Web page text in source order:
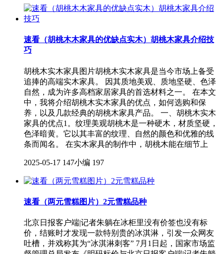
速看（胡桃木木家具的优缺点实木）胡桃木家具介绍技
巧
胡桃木实木家具图片胡桃木实木家具是当今市场上备受
追捧的高端实木家具。 因其质地美观、质地坚硬、色泽
自然，成为许多高档家居家具的首选材料之一。 在本文
中，我将介绍胡桃木实木家具的优点，如何选购和保
养，以及几款经典的胡桃木家具产品。 一、胡桃木实木
家具的优点1。纹理美观胡桃木是一种硬木，材质坚硬，
色泽暗黄。它以其丰富的纹理、自然的颜色和优雅的线
条而闻名。 在实木家具的制作中，胡桃木能在细节上
2025-05-17 147小编 197
速看（两元雪糕图片）2元雪糕品种
北京日报客户端|记者朱躺在冰柜里没有价签也没有标
价，结账时才发现一款特别贵的冰淇淋，引发一众网友
吐槽，并戏称其为“冰淇淋刺客” 7月1日起，国家市场监